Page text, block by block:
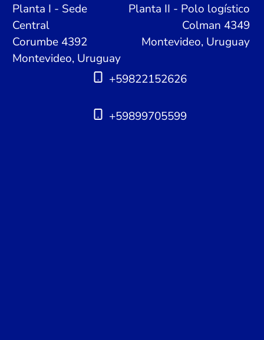
Planta I - Sede
Central
Corumbe 4392
Montevideo, Uruguay
Planta II - Polo logístico
Colman 4349
Montevideo, Uruguay
+59822152626
+59899705599